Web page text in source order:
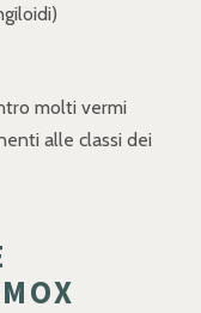
molti vermi
alle classi dei